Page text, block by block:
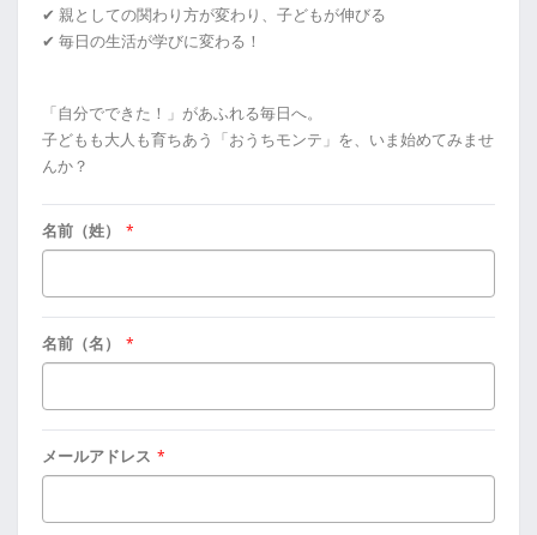
✔ 親としての関わり方が変わり、子どもが伸びる
✔ 毎日の生活が学びに変わる！
「自分でできた！」があふれる毎日へ。
子どもも大人も育ちあう「おうちモンテ」を、いま始めてみませ
んか？
名前（姓） *
名前（名） *
メールアドレス *